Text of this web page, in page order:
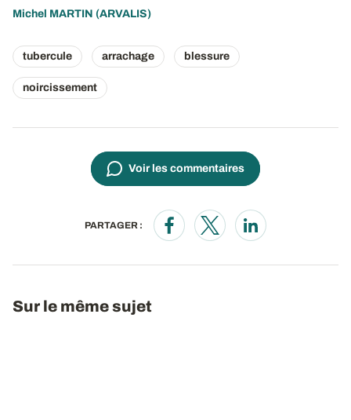
Michel MARTIN (ARVALIS)
tubercule arrachage blessure
noircissement
Voir les commentaires
PARTAGER :
Opens in a new window
Opens in a new window
Opens in a new
Sur le même sujet